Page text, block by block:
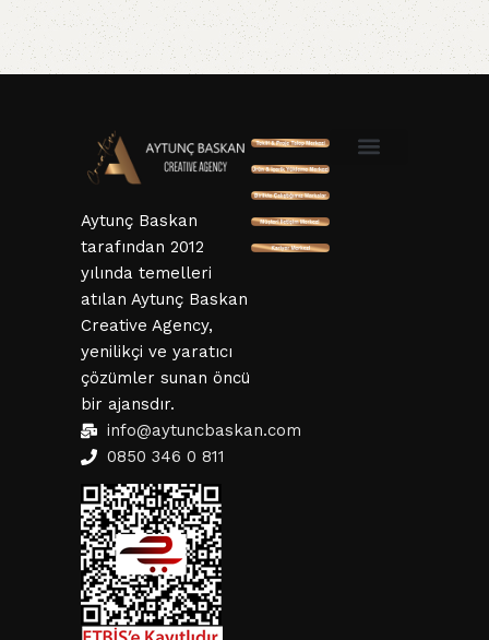
Aytunç Baskan
tarafından 2012
yılında temelleri
atılan Aytunç Baskan
Creative Agency,
yenilikçi ve yaratıcı
çözümler sunan öncü
bir ajansdır.
info@aytuncbaskan.com
0850 346 0 811